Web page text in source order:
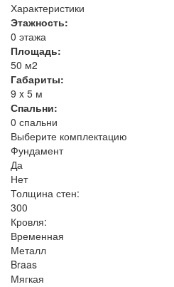
Характеристики
Этажность:
0 этажа
Площадь:
50 м2
Габариты:
9 x 5 м
Спальни:
0 спальни
Выберите комплектацию
Фундамент
Да
Нет
Толщина стен:
300
Кровля:
Временная
Металл
Braas
Мягкая